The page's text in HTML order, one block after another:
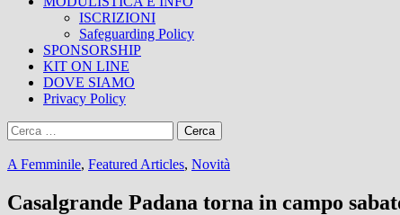
ISCRIZIONI
Safeguarding Policy
SPONSORSHIP
KIT ON LINE
DOVE SIAMO
Privacy Policy
Ricerca
per:
A Femminile, Featured Articles, Novità
Casalgrande Padana torna in campo